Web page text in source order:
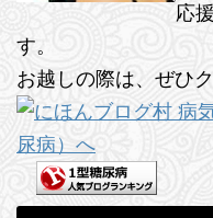
応
す。
お越しの際は、ぜひ